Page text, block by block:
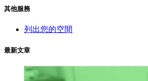
其他服務
列出您的空間
最新文章